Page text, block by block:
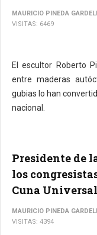
MAURICIO PINEDA
VISITAS: 6469
El escultor Roberto
entre maderas
gubias lo han
nacional.
Presidente de
los
Cuna Universal
MAURICIO PINEDA
VISITAS: 4394